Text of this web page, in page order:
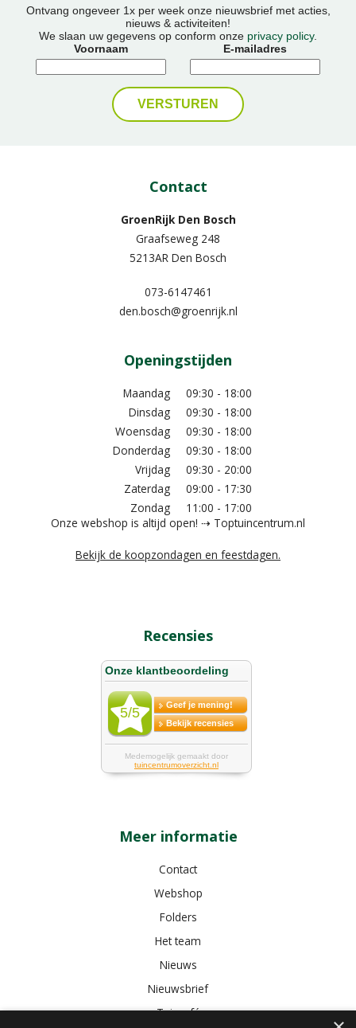
Ontvang ongeveer 1x per week onze nieuwsbrief met acties,
nieuws & activiteiten!
We slaan uw gegevens op conform onze privacy policy.
Voornaam
E-mailadres
Contact
GroenRijk Den Bosch
Graafseweg 248
5213AR Den Bosch
073-6147461
den.bosch@groenrijk.nl
Openingstijden
Maandag
09:30 - 18:00
Dinsdag
09:30 - 18:00
Woensdag
09:30 - 18:00
Donderdag
09:30 - 18:00
Vrijdag
09:30 - 20:00
Zaterdag
09:00 - 17:30
Zondag
11:00 - 17:00
Onze webshop is altijd open! ⇢ Toptuincentrum.nl
Bekijk de koopzondagen en feestdagen.
Recensies
Meer informatie
Contact
Webshop
Folders
Het team
Nieuws
Nieuwsbrief
Tuincafé